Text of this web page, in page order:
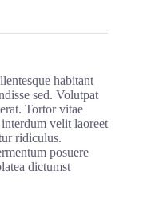
habitant
sed. Volutpat
Tortor vitae
velit laoreet
ridiculus.
posuere
dictumst